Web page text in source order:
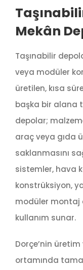
Mekân
Taşınabilir
veya modüler
üretilen, kısa
başka bir alana
depolar;
araç veya gıda
saklanmasını
sistemler, hava
konstrüksiyon,
modüler montaj
kullanım sunar.
Dorçe’nin
ortamında